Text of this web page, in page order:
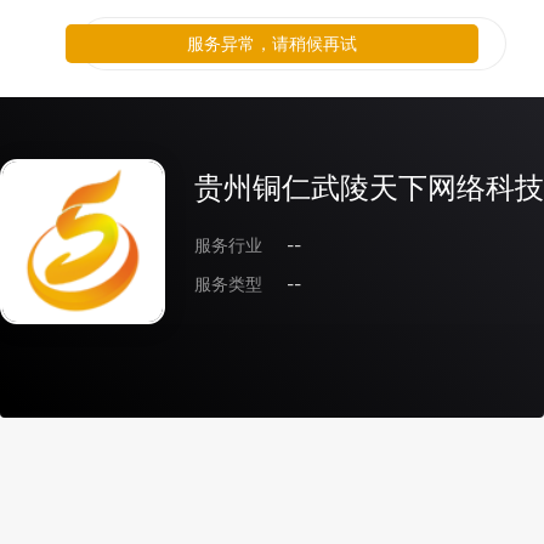
贵州铜仁武陵天下网络科
服务行业
--
服务类型
--
服务异常，请稍候再试